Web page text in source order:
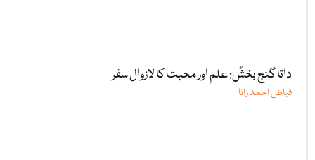
داتا گنج بخشؒ: علم اور محبت کا لازوال سفر
فیاض احمد رانا